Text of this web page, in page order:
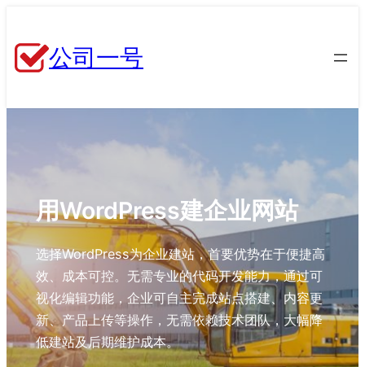
公司一号
用WordPress建企业网站
选择WordPress为企业建站，首要优势在于便捷高
效、成本可控。无需专业的代码开发能力，通过可
视化编辑功能，企业可自主完成站点搭建、内容更
新、产品上传等操作，无需依赖技术团队，大幅降
低建站及后期维护成本。